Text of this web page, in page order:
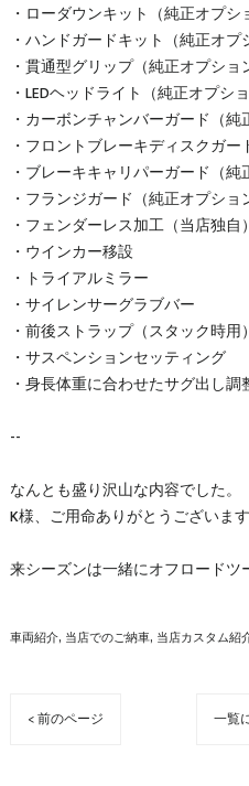
・ローダウンキット（純正オプシ
・ハンドガードキット（純正オプ
・貫通型グリップ（純正オプショ
・LEDヘッドライト（純正オプショ
・カーボンチャンバーガード（純
・フロントブレーキディスクガー
・ブレーキキャリパーガード（純
・フランジガード（純正オプショ
・フェンダーレス加工（当店独自）
・ウインカー移設
・トライアルミラー
・サイレンサーグラブバー
・前後ストラップ（スタック時用）
・サスペンションセッティング
・身長体重に合わせたサグ出し調
--
なんとも盛り沢山な内容でした。
K様、ご用命ありがとうございます
来シーズンは一緒にオフロードツ
車両紹介 当店でのご納車 当店カスタム紹
< 前のページ 一覧